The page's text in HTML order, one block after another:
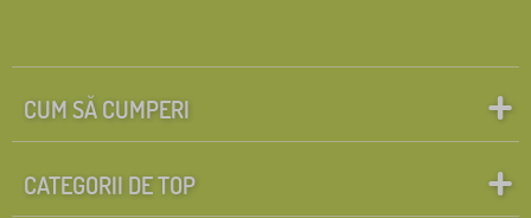
CUM SĂ CUMPERI
CATEGORII DE TOP